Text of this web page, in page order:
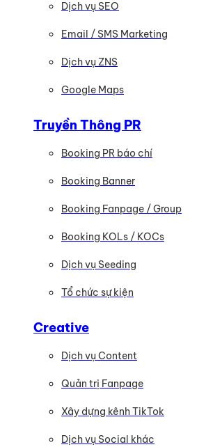
Dịch vụ SEO
Email / SMS Marketing
Dịch vụ ZNS
Google Maps
Truyền Thông PR
Booking PR báo chí
Booking Banner
Booking Fanpage / Group
Booking KOLs / KOCs
Dịch vụ Seeding
Tổ chức sự kiện
Creative
Dịch vụ Content
Quản trị Fanpage
Xây dựng kênh TikTok
Dịch vụ Social khác